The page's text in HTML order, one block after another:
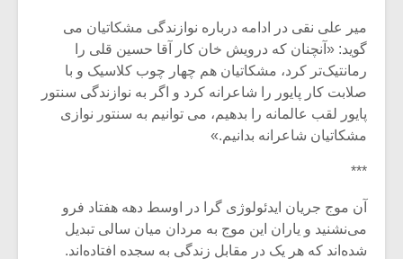
میر علی نقی در ادامه درباره نوازندگی مشکاتیان می
گوید: «آنچنان که درویش خان کار آقا حسین قلی را
رمانتیک‌تر کرد، مشکاتیان هم چهار چوب کلاسیک و با
صلابت کار پایور را شاعرانه کرد و اگر به نوازندگی سنتور
پایور لقب عالمانه را بدهیم، می توانیم به سنتور نوازی
مشکاتیان شاعرانه بدانیم.»
***
آن موج جریان ایدئولوژی گرا در اوسط دهه هفتاد فرو
می‌نشنید و یاران این موج به مردان میان سالی تبدیل
شده‌اند که هر یک در مقابل زندگی به سجده افتاده‌اند.